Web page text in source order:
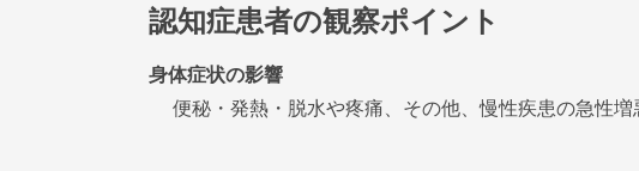
認知症患者の観察ポイント
身体症状の影響
便秘・発熱・脱水や疼痛、その他、慢性疾患の急性